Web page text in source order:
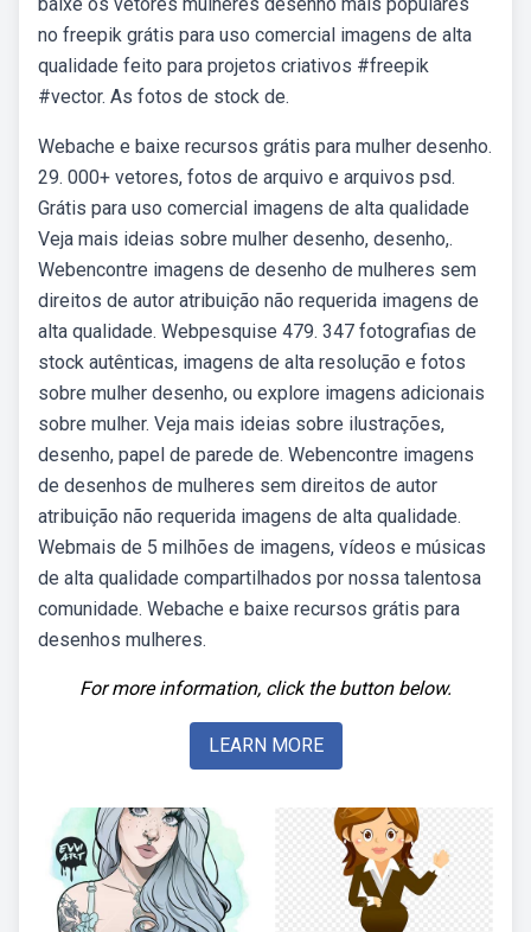
no freepik grátis para uso comercial imagens de alta
qualidade feito para projetos criativos #freepik
#vector. As fotos de stock de.
Webache e baixe recursos grátis para mulher desenho.
29. 000+ vetores, fotos de arquivo e arquivos psd.
Grátis para uso comercial imagens de alta qualidade
Veja mais ideias sobre mulher desenho, desenho,.
Webencontre imagens de desenho de mulheres sem
direitos de autor atribuição não requerida imagens de
alta qualidade. Webpesquise 479. 347 fotografias de
stock autênticas, imagens de alta resolução e fotos
sobre mulher desenho, ou explore imagens adicionais
sobre mulher. Veja mais ideias sobre ilustrações,
desenho, papel de parede de. Webencontre imagens
de desenhos de mulheres sem direitos de autor
atribuição não requerida imagens de alta qualidade.
Webmais de 5 milhões de imagens, vídeos e músicas
de alta qualidade compartilhados por nossa talentosa
comunidade. Webache e baixe recursos grátis para
desenhos mulheres.
For more information, click the button below.
LEARN MORE